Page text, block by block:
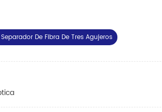
Separador De Fibra De Tres Agujeros